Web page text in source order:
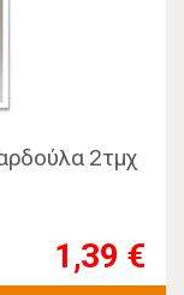
2τμχ
1,39 €